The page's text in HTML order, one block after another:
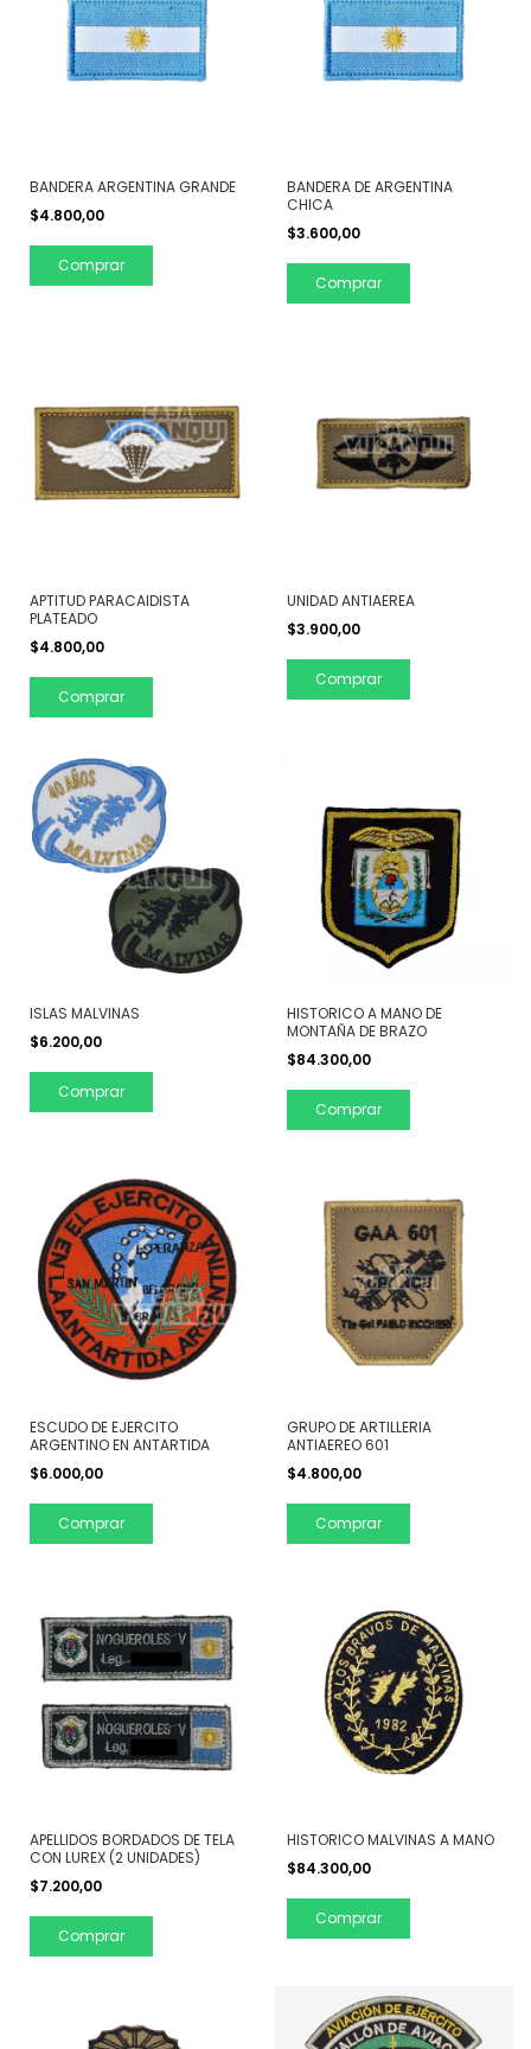
BANDERA ARGENTINA GRANDE
$4.800,00
Comprar
BANDERA DE ARGENTINA
CHICA
$3.600,00
Comprar
APTITUD PARACAIDISTA
PLATEADO
$4.800,00
Comprar
UNIDAD ANTIAEREA
$3.900,00
Comprar
ISLAS MALVINAS
$6.200,00
Comprar
HISTORICO A MANO DE
MONTAÑA DE BRAZO
$84.300,00
Comprar
ESCUDO DE EJERCITO
ARGENTINO EN ANTARTIDA
$6.000,00
Comprar
GRUPO DE ARTILLERIA
ANTIAEREO 601
$4.800,00
Comprar
APELLIDOS BORDADOS DE TELA
CON LUREX (2 UNIDADES)
$7.200,00
Comprar
HISTORICO MALVINAS A MANO
$84.300,00
Comprar